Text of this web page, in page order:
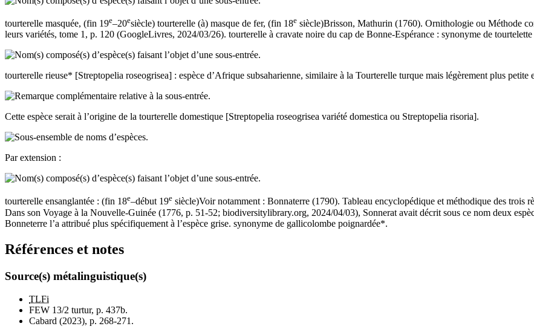
tourterelle masquée, (fin 19e–20esiècle) tourterelle (à) masque de fer, (fin 18e siècle)Brisson, Mathurin (1760). Ornithologie ou Méthode
leurs variétés, tome 1, p. 120 (GoogleLivres, 2024/03/26). tourterelle à cravate noire du cap de Bonne-Espérance : synonyme de
tourterelle rieuse* [Streptopelia roseogrisea] : espèce d’Afrique subsaharienne, similaire à la Tourterelle turque mais légèrement plus
Cette espèce serait à l’origine de la tourterelle domestique [Streptopelia roseogrisea variété domestica ou Streptopelia risoria].
Par extension :
tourterelle ensanglantée : (fin 18e–début 19e siècle)Voir notamment : Bonnaterre (1790). Tableau encyclopédique et méthodique des trois
Dans son Voyage à la Nouvelle-Guinée (1776, p. 51-52; biodiversitylibrary.org, 2024/04/03), Sonnerat avait décrit sous ce nom deux
Bonneterre l’a attribué plus spécifiquement à l’espèce grise. synonyme de gallicolombe poignardée*.
Références et notes
Source(s) métalinguistique(s)
TLFi
FEW 13/2 turtur, p. 437b.
Cabard (2023), p. 268-271.